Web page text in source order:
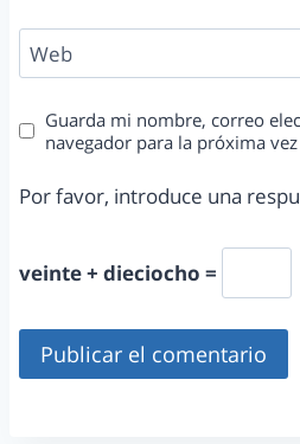
Web
Guarda mi nombre, correo
navegador para la próxima
Por favor, introduce una
veinte + dieciocho =